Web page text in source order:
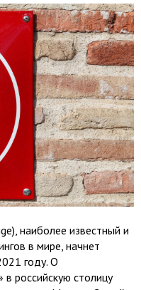
наиболее известный и
в мире, начнет
году. О
российскую столицу